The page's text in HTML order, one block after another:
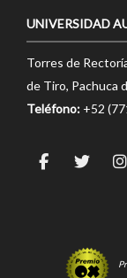
UNIVERSIDAD
Torres de
de Tiro, Pachuca
Teléfono: +52